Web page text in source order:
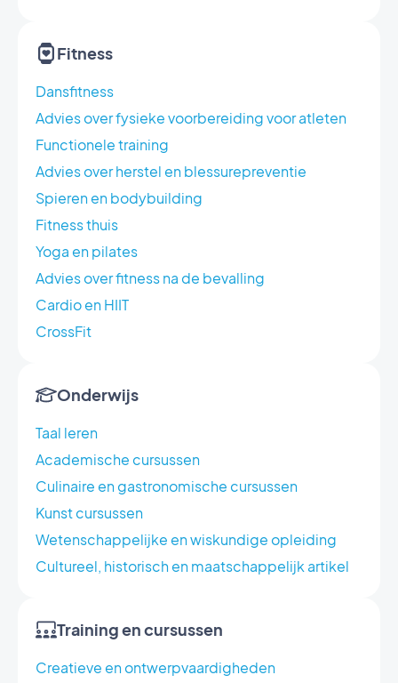
Fitness
Dansfitness
Advies over fysieke voorbereiding voor atleten
Functionele training
Advies over herstel en blessurepreventie
Spieren en bodybuilding
Fitness thuis
Yoga en pilates
Advies over fitness na de bevalling
Cardio en HIIT
CrossFit
Onderwijs
Taal leren
Academische cursussen
Culinaire en gastronomische cursussen
Kunst cursussen
Wetenschappelijke en wiskundige opleiding
Cultureel, historisch en maatschappelijk artikel
Training en cursussen
Creatieve en ontwerpvaardigheden